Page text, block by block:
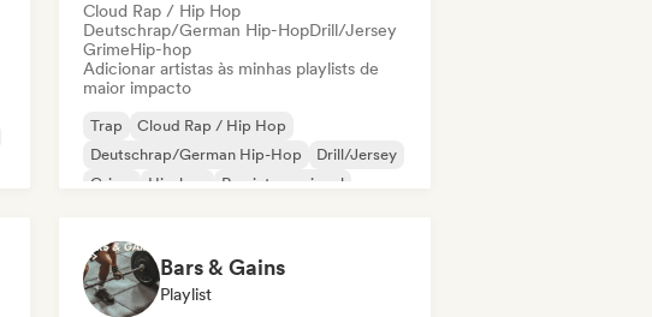
Cloud Rap / Hip Hop
Deutschrap/German Hip-HopDrill/Jersey
GrimeHip-hop
Adicionar artistas às minhas playlists de
maior impacto
Trap
Cloud Rap / Hip Hop
Deutschrap/German Hip-Hop
Drill/Jersey
Grime
Hip-hop
Rap internacional
Bars & Gains
Playlist